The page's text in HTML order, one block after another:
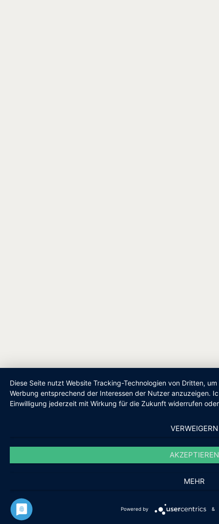
Diese Seite nutzt Website Tracking-Technologien von Dritten,
Werbung entsprechend der Interessen der Nutzer anzuzeigen.
Einwilligung jederzeit mit Wirkung für die Zukunft widerrufen
VERWEIGERN
AKZEPTIEREN
MEHR
Powered by &